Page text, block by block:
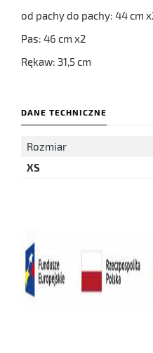
od pachy do pachy: 44 cm
Pas: 46 cm x2
Rękaw: 31,5 cm
DANE TECHNICZNE
Rozmiar
XS